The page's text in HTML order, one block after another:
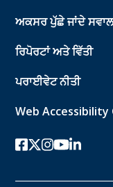
ਅਕਸਰ ਪੁੱਛੇ ਜਾਂਦੇ
ਰਿਪੋਰਟਾਂ ਅਤੇ ਵਿੱਤੀ
ਪਰਾਈਵੇਟ ਨੀਤੀ
Web Accessibility
ਫੇਸਬੁੱਕ
ਟਵਿੱਟਰ-ਐਕਸ
instagram
youtube
ਲਿੰਕਡਇਨ